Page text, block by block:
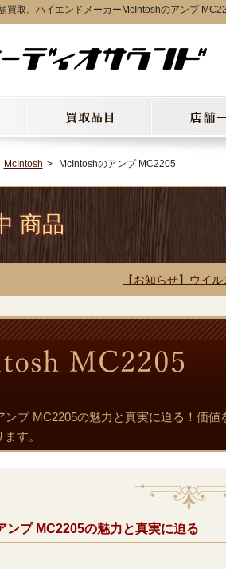
買取。ハイエンドメーカーMcIntoshのアンプ
McIntosh McIntoshのアンプ MC2205
商品
【お知らせ】ウイ
ンプ MC2205の魅力と真実に迫る！価値
す。
ンプ MC2205の魅力と真実に迫る